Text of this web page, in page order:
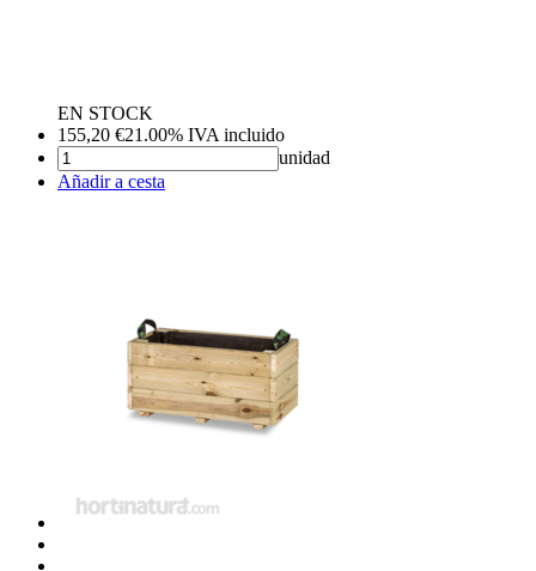
EN STOCK
155,20 €21.00% IVA incluido
unidad
Añadir a cesta